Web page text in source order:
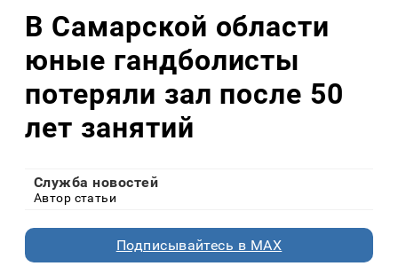
В Самарской области
юные гандболисты
потеряли зал после 50
лет занятий
Служба новостей
Автор статьи
Подписывайтесь в MAX